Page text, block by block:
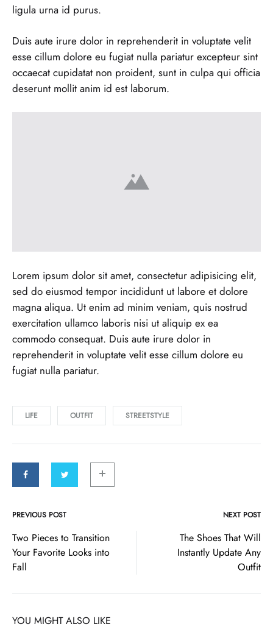
ligula urna id purus.
Duis aute irure dolor in reprehenderit in voluptate velit
esse cillum dolore eu fugiat nulla pariatur excepteur sint
occaecat cupidatat non proident, sunt in culpa qui officia
deserunt mollit anim id est laborum.
Lorem ipsum dolor sit amet, consectetur adipisicing elit,
sed do eiusmod tempor incididunt ut labore et dolore
magna aliqua. Ut enim ad minim veniam, quis nostrud
exercitation ullamco laboris nisi ut aliquip ex ea
commodo consequat. Duis aute irure dolor in
reprehenderit in voluptate velit esse cillum dolore eu
fugiat nulla pariatur.
LIFE OUTFIT STREETSTYLE
Post
navigation
PREVIOUS POST NEXT POST
Two Pieces to Transition
Your Favorite Looks into
Fall
The Shoes That Will
Instantly Update Any
Outfit
YOU MIGHT ALSO LIKE